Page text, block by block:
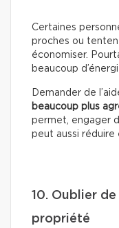
Certaines
proches ou
économiser.
beaucoup
Demander de
beaucoup plus
permet, engager
peut aussi réduire
10. Oublier
propriété